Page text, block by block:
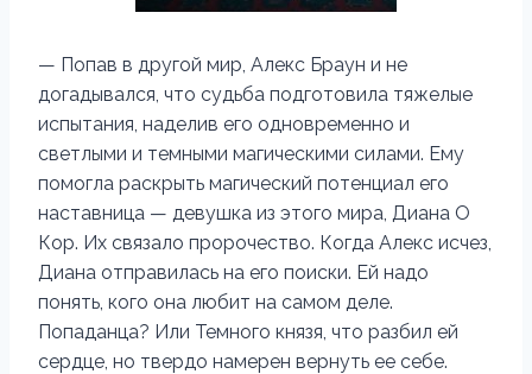
— Попав в другой мир, Алекс Браун и не
догадывался, что судьба подготовила тяжелые
испытания, наделив его одновременно и
светлыми и темными магическими силами. Ему
помогла раскрыть магический потенциал его
наставница — девушка из этого мира, Диана О
Кор. Их связало пророчество. Когда Алекс исчез,
Диана отправилась на его поиски. Ей надо
понять, кого она любит на самом деле.
Попаданца? Или Темного князя, что разбил ей
сердце, но твердо намерен вернуть ее себе.